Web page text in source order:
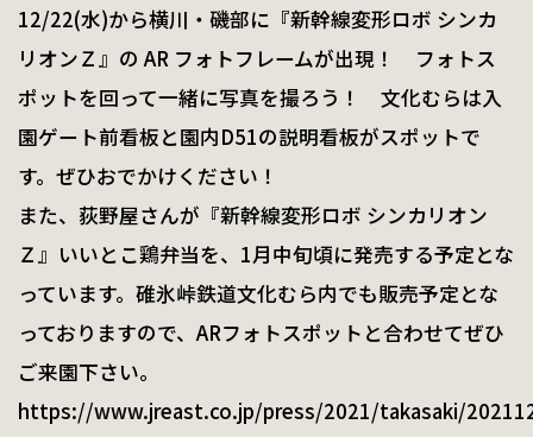
12/22(水)から横川・磯部に『新幹線変形ロボ シンカ
リオンＺ』の AR フォトフレームが出現！ フォトス
ポットを回って一緒に写真を撮ろう！ 文化むらは入
園ゲート前看板と園内D51の説明看板がスポットで
す。ぜひおでかけください！
また、荻野屋さんが『新幹線変形ロボ シンカリオン
Ｚ』いいとこ鶏弁当を、1月中旬頃に発売する予定とな
っています。碓氷峠鉄道文化むら内でも販売予定とな
っておりますので、ARフォトスポットと合わせてぜひ
ご来園下さい。
https://www.jreast.co.jp/press/2021/takasaki/